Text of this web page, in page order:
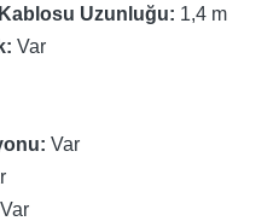
Uzunluğu: 1,4 m
Var
Var
Var